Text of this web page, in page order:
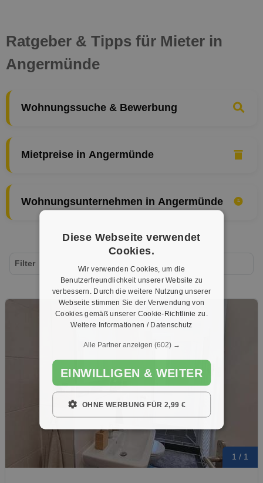
Ratgeber & Tipps für Mieter in
Angermünde
Wohnungssuche & Bewerbung
Mietpreise in Angermünde
Wohnungsunternehmen in Angermünde
1 / 1
Filter
Diese Webseite verwendet
Cookies.
Wir verwenden Cookies, um die
Benutzerfreundlichkeit unserer Website zu
verbessern. Durch die weitere Nutzung unserer
Webseite stimmen Sie der Verwendung von
Cookies gemäß unserer Cookie-Richtlinie zu.
Weitere Informationen / Datenschutz
Alle Partner anzeigen (602) →
EINWILLIGEN & WEITER
OHNE WERBUNG FÜR 2,99 €